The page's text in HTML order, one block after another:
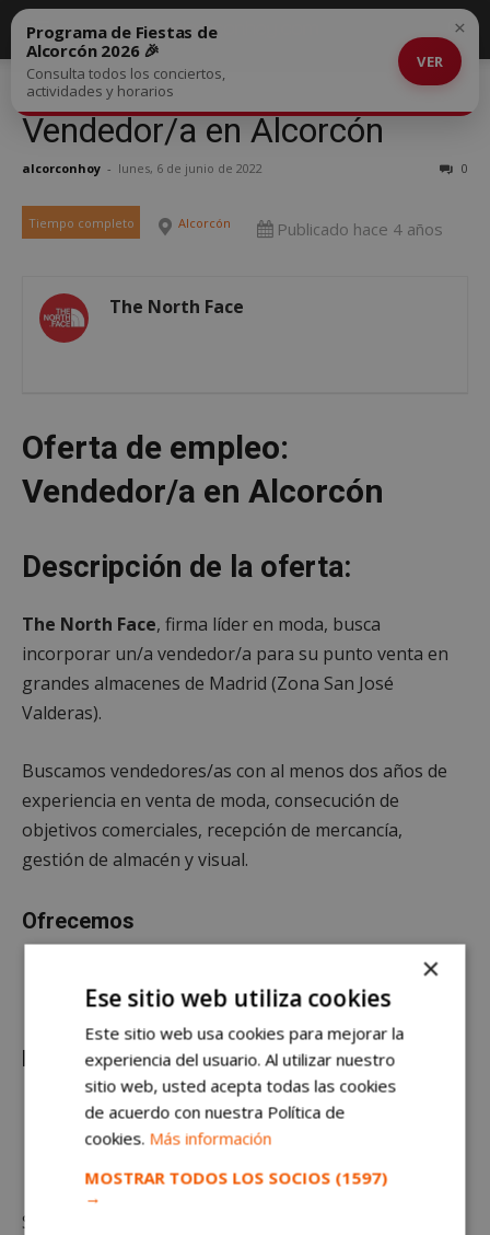
Vendedor/a en Alcorcón
alcorconhoy - lunes, 6 de junio de 2022 0
Programa de Fiestas de
Alcorcón 2026 🎉
Consulta todos los conciertos,
actividades y horarios
VER
×
Tiempo completo Alcorcón Publicado hace 4 años
The North Face
Oferta de empleo:
Vendedor/a en Alcorcón
Descripción de la oferta:
The North Face, firma líder en moda, busca
incorporar un/a vendedor/a para su punto venta en
grandes almacenes de Madrid (Zona San José
Valderas).
Buscamos vendedores/as con al menos dos años de
experiencia en venta de moda, consecución de
objetivos comerciales, recepción de mercancía,
gestión de almacén y visual.
Ofrecemos
Contrato de sustitución de baja médica y baja maternal.
Requisitos
Dos años de experiencia en venta de moda.
Orientación al cliente y a las ventas.
Si crees cumplir los requisitos y quieres formar parte
×
Ese sitio web utiliza cookies
Este sitio web usa cookies para mejorar la
experiencia del usuario. Al utilizar nuestro
sitio web, usted acepta todas las cookies
de acuerdo con nuestra Política de
cookies. Más información
MOSTRAR TODOS LOS SOCIOS (1597)
→